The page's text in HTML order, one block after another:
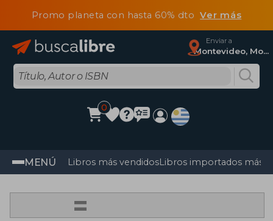
Promo planeta con hasta 60% dtoVer más
Enviar a
Montevideo, Montevideo
0
MENÚ Libros más vendidosLibros importados más
=